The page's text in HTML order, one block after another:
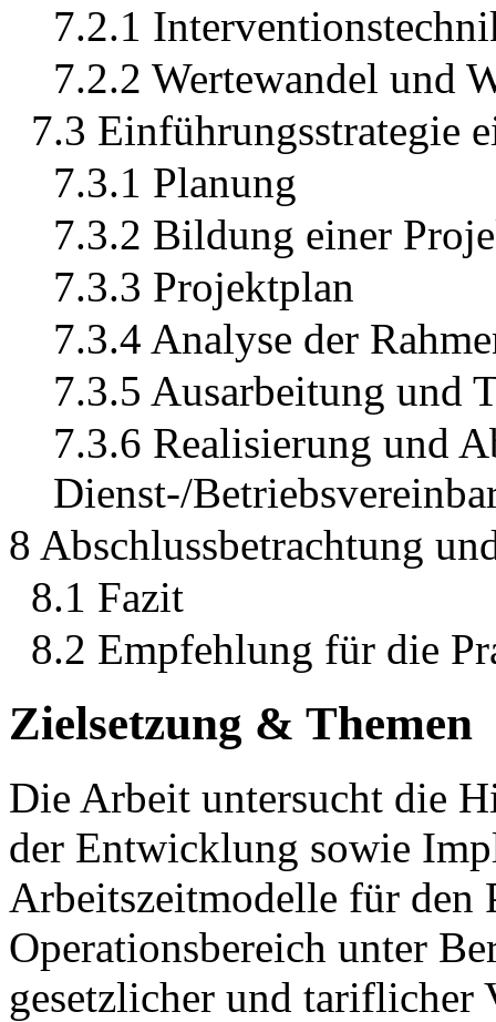
7.2.1
7.2.2 Wertewandel und
7.3 Einführungsstrategie
7.3.1 Planung
7.3.2 Bildung einer
7.3.3 Projektplan
7.3.4 Analyse der
7.3.5 Ausarbeitung und
7.3.6 Realisierung und
Dienst-/
8 Abschlussbetrachtung
8.1 Fazit
8.2 Empfehlung für die
Zielsetzung & Themen
Die Arbeit untersucht die
der Entwicklung sowie
Arbeitszeitmodelle für den
Operationsbereich unter
gesetzlicher und tariflicher